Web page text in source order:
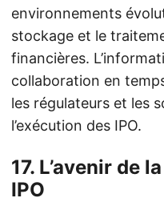
environnements
stockage et le
financières.
collaboration en
les régulateurs et les
l’exécution des IPO.
17. L’avenir de
IPO